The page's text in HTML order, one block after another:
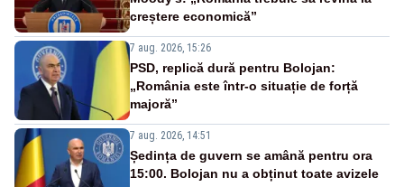
creștere economică”
7 aug. 2026, 15:26
PSD, replică dură pentru Bolojan:
„România este într-o situație de forță
majoră”
7 aug. 2026, 14:51
Ședința de guvern se amână pentru ora
15:00. Bolojan nu a obținut toate avizele